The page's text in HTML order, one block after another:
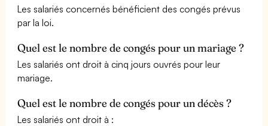
Les salariés concernés bénéficient des congés prévus
par la loi.
Quel est le nombre de congés pour un mariage ?
Les salariés ont droit à cinq jours ouvrés pour leur
mariage.
Quel est le nombre de congés pour un décès ?
Les salariés ont droit à :